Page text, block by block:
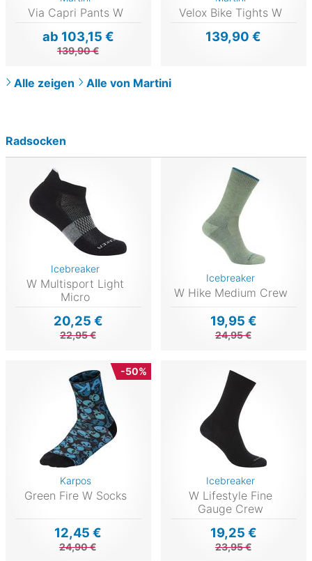
Via Capri Pants W
ab 103,15 €
139,90 €
Velox Bike Tights W
139,90 €
Alle zeigen Alle von Martini
Radsocken
Icebreaker
W Multisport Light
Micro
20,25 €
22,95 €
Icebreaker
W Hike Medium Crew
19,95 €
24,95 €
-50%
Karpos
Green Fire W Socks
12,45 €
24,90 €
Icebreaker
W Lifestyle Fine
Gauge Crew
19,25 €
23,95 €